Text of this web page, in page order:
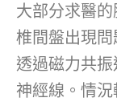
大部分求醫
椎間盤出現
透過磁力共
神經線。情